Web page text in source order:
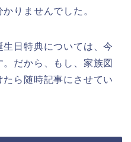
りませんでした。
日特典については、今
だから、もし、家族図
ら随時記事にさせてい